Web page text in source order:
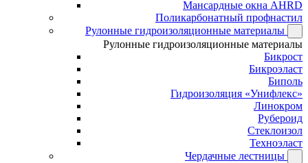
Мансардные окна AHRD
Поликарбонатный профнастил
Рулонные гидроизоляционные материалы
Рулонные гидроизоляционные материалы
Бикрост
Бикроэласт
Биполь
Гидроизоляция «Унифлекс»
Линокром
Рубероид
Стеклоизол
Техноэласт
Чердачные лестницы